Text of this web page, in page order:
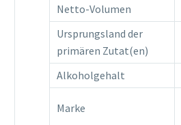
Netto-Volumen
Ursprungsland der
primären Zutat(en)
Alkoholgehalt
Marke